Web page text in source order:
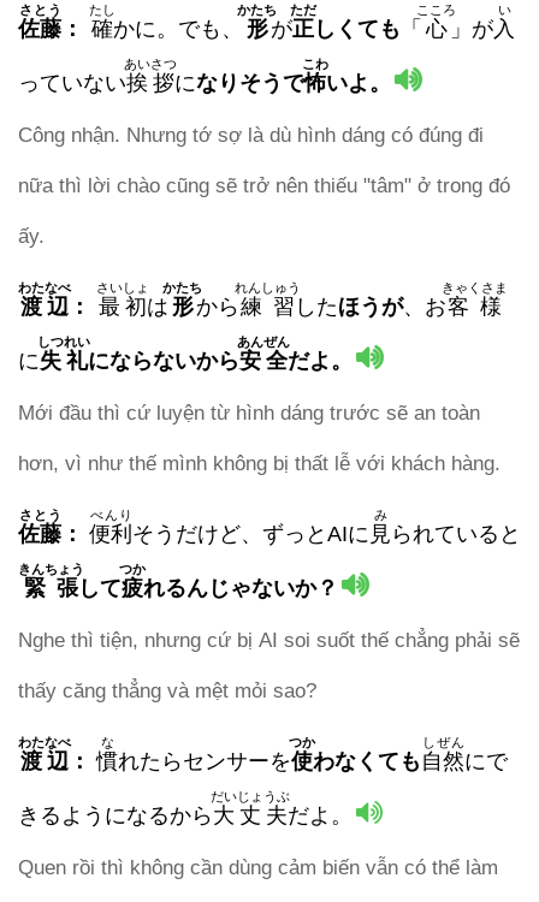
佐藤
さとう
： 確
たし
かに。でも、 形
かたち
が正
ただ
しくても 「 心
こころ
」が入
い
っていない挨拶
あいさつ
になりそうで怖
こわ
いよ。
Công nhận. Nhưng tớ sợ là dù hình dáng có đúng đi
nữa thì lời chào cũng sẽ trở nên thiếu "tâm" ở trong đó
ấy.
渡辺
わたなべ
： 最初
さいしょ
は 形
かたち
から練習
れんしゅう
したほうが、お客様
きゃくさま
に失礼
しつれい
にならないから安全
あんぜん
だよ。
Mới đầu thì cứ luyện từ hình dáng trước sẽ an toàn
hơn, vì như thế mình không bị thất lễ với khách hàng.
佐藤
さとう
： 便利
べんり
そうだけど、ずっとAIに 見
み
られていると
緊張
きんちょう
して疲
つか
れるんじゃないか？
Nghe thì tiện, nhưng cứ bị AI soi suốt thế chẳng phải sẽ
thấy căng thẳng và mệt mỏi sao?
渡辺
わたなべ
： 慣
な
れたらセンサーを使
つか
わなくても 自然
しぜん
にで
きるようになるから大丈夫
だいじょうぶ
だよ。
Quen rồi thì không cần dùng cảm biến vẫn có thể làm